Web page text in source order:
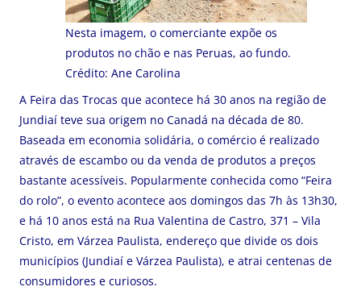
Nesta imagem, o comerciante expõe os
produtos no chão e nas Peruas, ao fundo.
Crédito: Ane Carolina
A Feira das Trocas que acontece há 30 anos na região de
Jundiaí teve sua origem no Canadá na década de 80.
Baseada em economia solidária, o comércio é realizado
através de escambo ou da venda de produtos a preços
bastante acessíveis. Popularmente conhecida como “Feira
do rolo”, o evento acontece aos domingos das 7h às 13h30,
e há 10 anos está na Rua Valentina de Castro, 371 – Vila
Cristo, em Várzea Paulista, endereço que divide os dois
municípios (Jundiaí e Várzea Paulista), e atrai centenas de
consumidores e curiosos.